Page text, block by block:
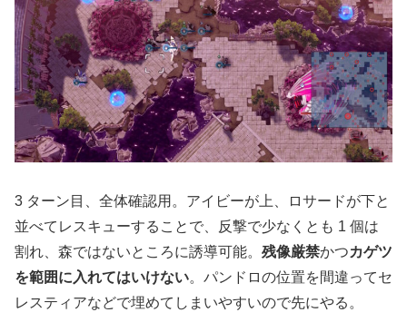
3 ターン目、全体確認用。アイビーが上、ロサードが下と
並べてレスキューすることで、反撃で少なくとも 1 個は
割れ、森ではないところに誘導可能。 残像厳禁かつカゲツ
を範囲に入れてはいけない。パンドロの位置を間違ってセ
レスティアなどで埋めてしまいやすいので先にやる。